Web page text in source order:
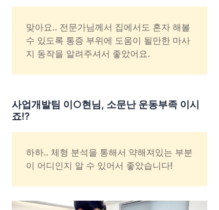
맞아요.. 전문가님께서 집에서도 혼자 해볼
수 있도록 통증 부위에 도움이 될만한 마사
지 동작을 알려주셔서 좋았어요.
사업개발팀 이○현님, 소문난 운동부족 이시
죠!?
하하.. 체형 분석을 통해서 약해져있는 부분
이 어디인지 알 수 있어서 좋았습니다!